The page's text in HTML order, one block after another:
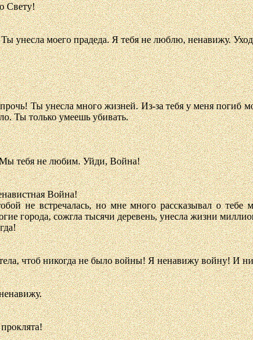
Свету!
унесла моего прадеда. Я тебя не люблю, ненавижу.
Ты унесла много жизней. Из-за тебя у меня погиб
Ты только умеешь убивать.
тебя не любим. Уйди, Война!
Война!
не встречалась, но мне много рассказывал о
города, сожгла тысячи деревень, унесла жизни
чтоб никогда не было войны! Я ненавижу войну! И